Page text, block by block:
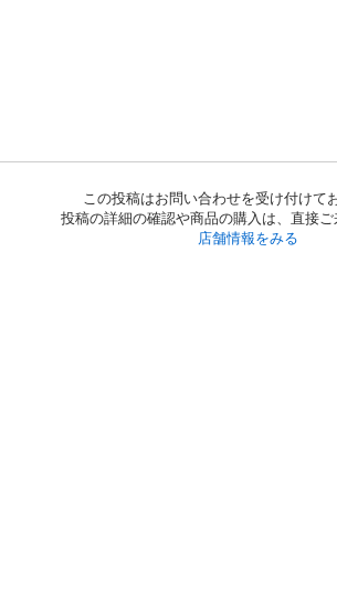
この投稿はお問い合わせを受け付けて
投稿の詳細の確認や商品の購入は、直接ご
店舗情報をみる